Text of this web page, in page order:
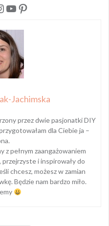
YouTube
Pinterest
Jachimska
przez dwie pasjonatki DIY
dla Ciebie ja –
pełnym zaangażowaniem
przejrzyste i inspirowały do
chcesz, możesz w zamian
Będzie nam bardzo miło.